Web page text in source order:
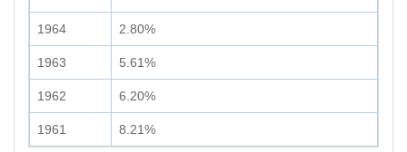
1964 2.80%
1963 5.61%
1962 6.20%
1961 8.21%